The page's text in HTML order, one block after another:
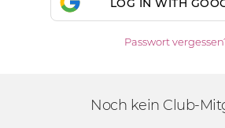
LOG IN WITH
Passwort
Noch kein Club-